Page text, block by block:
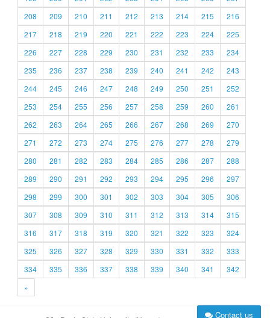
208
209 210 211 212 213 214 215
216
217
218 219 220 221 222 223 224
225
226
227 228 229 230 231 232 233
234
235
236 237 238 239 240 241 242
243
244
245 246 247 248 249 250 251
252
253
254 255 256 257 258 259 260
261
262
263 264 265 266 267 268 269
270
271
272 273 274 275 276 277 278
279
280
281 282 283 284 285 286 287
288
289
290 291 292 293 294 295 296
297
298
299 300 301 302 303 304 305
306
307
308 309 310 311 312 313 314
315
316
317 318 319 320 321 322 323
324
325
326 327 328 329 330 331 332
333
334
335 336 337 338 339 340 341
342
»
Contact us